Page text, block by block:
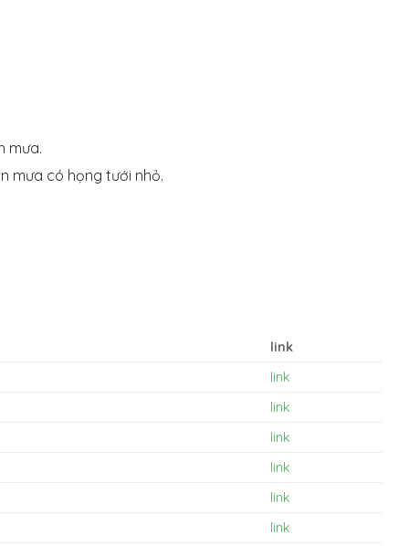
mưa.
mưa có họng tưới nhỏ.
link
link
link
link
link
link
link